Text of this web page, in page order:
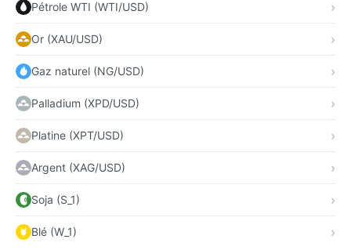
Pétrole WTI (WTI/USD)
Or (XAU/USD)
Gaz naturel (NG/USD)
Palladium (XPD/USD)
Platine (XPT/USD)
Argent (XAG/USD)
Soja (S_1)
Blé (W_1)